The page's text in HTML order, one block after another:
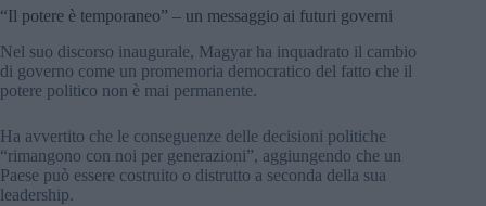
“Il potere è temporaneo” – un messaggio ai futuri governi
Nel suo discorso inaugurale, Magyar ha inquadrato il cambio
di governo come un promemoria democratico del fatto che il
potere politico non è mai permanente.
Ha avvertito che le conseguenze delle decisioni politiche
“rimangono con noi per generazioni”, aggiungendo che un
Paese può essere costruito o distrutto a seconda della sua
leadership.